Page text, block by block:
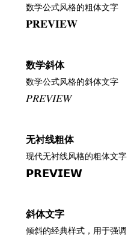
数学公式风格的粗体文字
𝐏𝐑𝐄𝐕𝐈𝐄𝐖
数学斜体
数学公式风格的斜体文字
𝑃𝑅𝐸𝑉𝐼𝐸𝑊
无衬线粗体
现代无衬线风格的粗体文字
𝗣𝗥𝗘𝗩𝗜𝗘𝗪
斜体文字
倾斜的经典样式，用于强调